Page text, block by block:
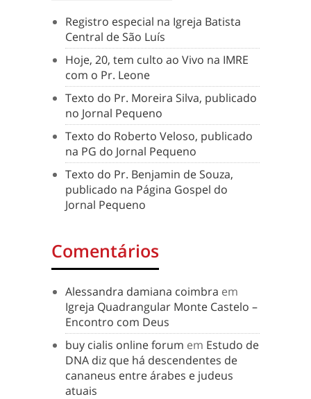
Registro especial na Igreja Batista
Central de São Luís
Hoje, 20, tem culto ao Vivo na IMRE
com o Pr. Leone
Texto do Pr. Moreira Silva, publicado
no Jornal Pequeno
Texto do Roberto Veloso, publicado
na PG do Jornal Pequeno
Texto do Pr. Benjamin de Souza,
publicado na Página Gospel do
Jornal Pequeno
Comentários
Alessandra damiana coimbra em
Igreja Quadrangular Monte Castelo –
Encontro com Deus
buy cialis online forum em Estudo de
DNA diz que há descendentes de
cananeus entre árabes e judeus
atuais